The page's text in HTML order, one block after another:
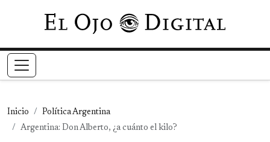
Pasar al contenido principal
Inicio
Política Argentina
Argentina: Don Alberto, ¿a cuánto el kilo?